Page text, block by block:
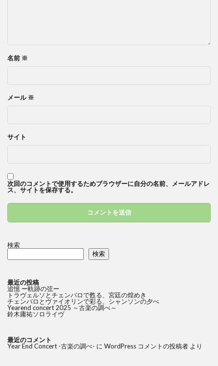
名前 ※
メール ※
サイト
次回のコメントで使用するためブラウザーに自分の名前、メールアドレ
ス、サイトを保存する。
検索
検索
最近の投稿
追憶 ー軌跡の弦ー
トラヴェルソとチェンバロで甦る、宮廷の煌めき
チェンバロとヴァイオリンで彩る、シャンソンの夕べ
Yearend concert 2025 ～古楽の調べ～
鈴木庸祐ソロライヴ
最近のコメント
Year End Concert -古楽の調べ- に WordPress コメントの投稿者 より